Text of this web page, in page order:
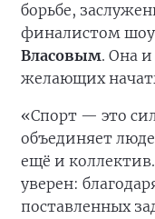
борьбе,
финалистом
Власовым. Она
желающих
«Спорт — это
объединяет
ещё и
уверен:
поставленных